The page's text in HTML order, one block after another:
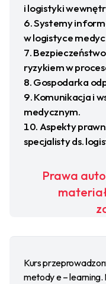
i logistyki
Systemy
w logistyce
ryzykiem w
Gospodarka
Komunikacja i
medycznym.
Aspekty
specjalisty ds.
Prawa
Kurs
metody e –